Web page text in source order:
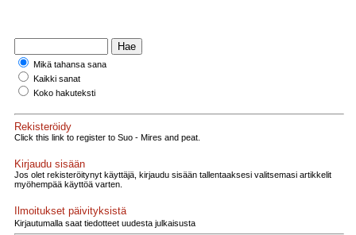
Mikä tahansa sana
Kaikki sanat
Koko hakuteksti
Rekisteröidy
Click this link to register to Suo - Mires and peat.
Kirjaudu sisään
Jos olet rekisteröitynyt käyttäjä, kirjaudu sisään tallentaaksesi valitsemasi artikkelit
myöhempää käyttöä varten.
Ilmoitukset päivityksistä
Kirjautumalla saat tiedotteet uudesta julkaisusta